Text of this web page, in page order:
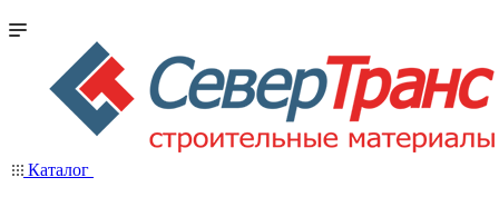
Каталог